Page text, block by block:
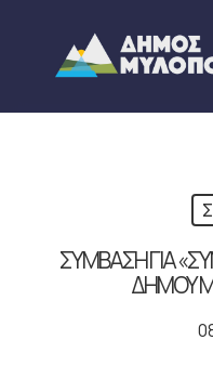
content
ΣΥΜΒΑΣΗ ΓΙΑ
ΔΗΜΟΥ